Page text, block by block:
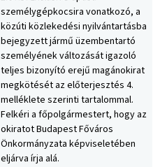
személygépkocsira vonatkozó, a
közúti közlekedési nyilvántartásba
bejegyzett jármű üzembentartó
személyének változását igazoló
teljes bizonyító erejű magánokirat
megkötését az előterjesztés 4.
melléklete szerinti tartalommal.
Felkéri a főpolgármestert, hogy az
okiratot Budapest Főváros
Önkormányzata képviseletében
eljárva írja alá.